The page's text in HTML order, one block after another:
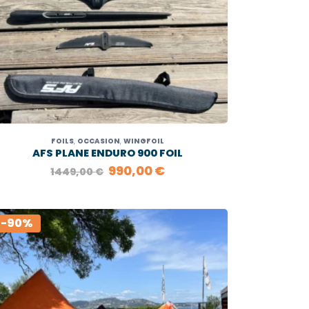
FOILS, OCCASION, WINGFOIL
AFS PLANE ENDURO 900 FOIL
1449,00€ LE
PRIX
ÉTAIT :
1449,00 €.
990,00€LE
EST :
990,00 €.
-90%